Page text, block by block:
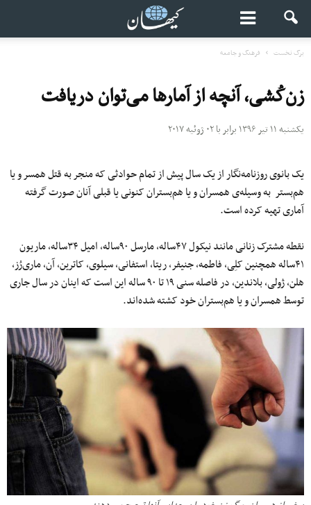
برگ نخست فرهنگ و جامعه
زن‌کُشی، آنچه از آمارها می‌توان دریافت
یکشنبه ۱۱ تیر ۱۳۹۶ برابر با ۰۲ ژوئیه ۲۰۱۷
یک بانوی روزنامه‌نگار از یک سال پیش از تمام حوادثی که منجر به قتل همسر و یا
هم‌بستر به ‌وسیله‌ی همسران و یا هم‌بستران کنونی یا قبلی آنان صورت گرفته
آماری تهیه کرده است.
نقطه مشترک زنانی مانند نیکول ۴۷ساله، مارسل ۹۰ساله، امیل ۳۴ساله، ماریون
۴۱ساله همچنین کلِی، فاطمه، جنیفر، ریتا، استفانی، سیلوی، کاترین، آن، ماری‌رُز،
هلن، ژولی، بلاندین، در فاصله سنی ۱۹ تا ۹۰ ساله این است که اینان در سال جاری
توسط همسران و یا هم‌بستران خود کشته شده‌اند.